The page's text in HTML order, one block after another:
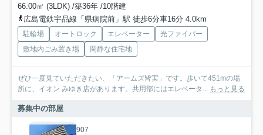
66.00㎡ (3LDK) /築36年 /10階建
広島電鉄宇品線「県病院前」駅 徒歩6分車16分 4.0km
駐輪場 オートロック エレベーター
光ファイバー
敷地内ごみ置き場
閑静な住宅地
ぜひ一度見ていただきたい、「アームズ皆実」です。歩いて451mの場
所に、イオン みゆき店があります。共用部にはエレベータ... もっと見る
募集中の部屋
907